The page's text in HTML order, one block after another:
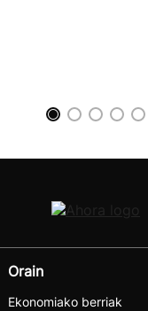
Orain
Ekonomiako berriak